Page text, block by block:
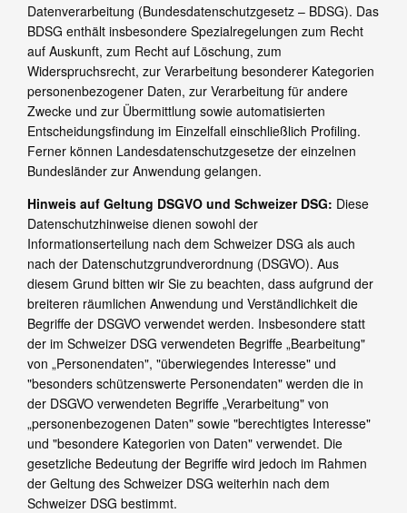
Datenverarbeitung (Bundesdatenschutzgesetz – BDSG). Das
BDSG enthält insbesondere Spezialregelungen zum Recht
auf Auskunft, zum Recht auf Löschung, zum
Widerspruchsrecht, zur Verarbeitung besonderer Kategorien
personenbezogener Daten, zur Verarbeitung für andere
Zwecke und zur Übermittlung sowie automatisierten
Entscheidungsfindung im Einzelfall einschließlich Profiling.
Ferner können Landesdatenschutzgesetze der einzelnen
Bundesländer zur Anwendung gelangen.
Hinweis auf Geltung DSGVO und Schweizer DSG: Diese
Datenschutzhinweise dienen sowohl der
Informationserteilung nach dem Schweizer DSG als auch
nach der Datenschutzgrundverordnung (DSGVO). Aus
diesem Grund bitten wir Sie zu beachten, dass aufgrund der
breiteren räumlichen Anwendung und Verständlichkeit die
Begriffe der DSGVO verwendet werden. Insbesondere statt
der im Schweizer DSG verwendeten Begriffe „Bearbeitung"
von „Personendaten", "überwiegendes Interesse" und
"besonders schützenswerte Personendaten" werden die in
der DSGVO verwendeten Begriffe „Verarbeitung" von
„personenbezogenen Daten" sowie "berechtigtes Interesse"
und "besondere Kategorien von Daten" verwendet. Die
gesetzliche Bedeutung der Begriffe wird jedoch im Rahmen
der Geltung des Schweizer DSG weiterhin nach dem
Schweizer DSG bestimmt.